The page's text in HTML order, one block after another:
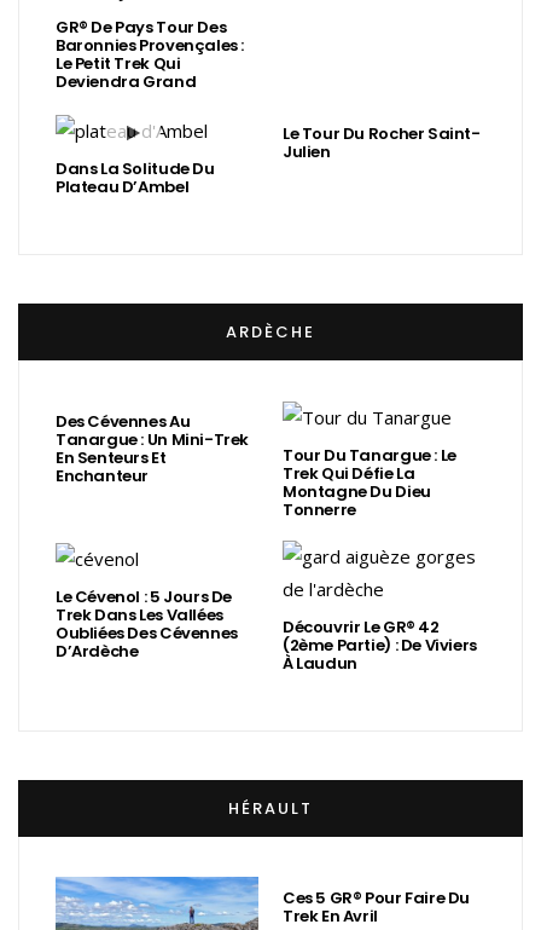
GR® De Pays Tour Des
Baronnies Provençales :
Le Petit Trek Qui
Deviendra Grand
Dans La Solitude Du
Plateau D’Ambel
Le Tour Du Rocher Saint-
Julien
ARDÈCHE
Des Cévennes Au
Tanargue : Un Mini-Trek
En Senteurs Et
Enchanteur
Tour Du Tanargue : Le
Trek Qui Défie La
Montagne Du Dieu
Tonnerre
Le Cévenol : 5 Jours De
Trek Dans Les Vallées
Oubliées Des Cévennes
D’Ardèche
Découvrir Le GR® 42
(2ème Partie) : De Viviers
À Laudun
HÉRAULT
Ces 5 GR® Pour Faire Du
Trek En Avril